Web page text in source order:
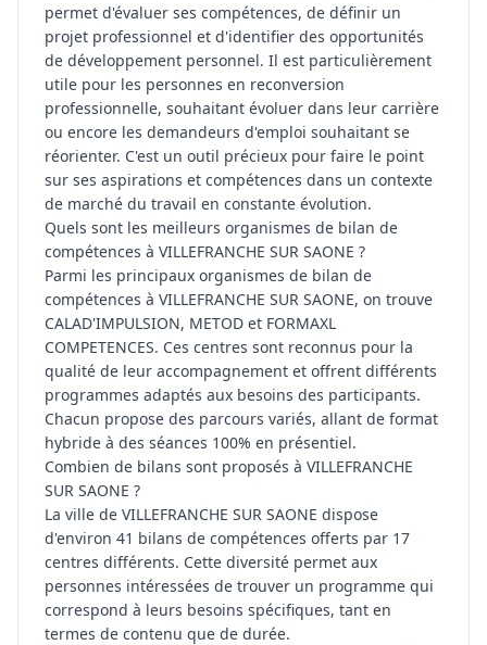
permet d'évaluer ses compétences, de définir un
projet professionnel et d'identifier des opportunités
de développement personnel. Il est particulièrement
utile pour les personnes en reconversion
professionnelle, souhaitant évoluer dans leur carrière
ou encore les demandeurs d'emploi souhaitant se
réorienter. C'est un outil précieux pour faire le point
sur ses aspirations et compétences dans un contexte
de marché du travail en constante évolution.
Quels sont les meilleurs organismes de bilan de
compétences à VILLEFRANCHE SUR SAONE ?
Parmi les principaux organismes de bilan de
compétences à VILLEFRANCHE SUR SAONE, on trouve
CALAD'IMPULSION, METOD et FORMAXL
COMPETENCES. Ces centres sont reconnus pour la
qualité de leur accompagnement et offrent différents
programmes adaptés aux besoins des participants.
Chacun propose des parcours variés, allant de format
hybride à des séances 100% en présentiel.
Combien de bilans sont proposés à VILLEFRANCHE
SUR SAONE ?
La ville de VILLEFRANCHE SUR SAONE dispose
d'environ 41 bilans de compétences offerts par 17
centres différents. Cette diversité permet aux
personnes intéressées de trouver un programme qui
correspond à leurs besoins spécifiques, tant en
termes de contenu que de durée.